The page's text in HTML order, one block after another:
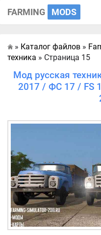
FARMING MODS
Главная
» Каталог файлов »
техника » Страница 15
Мод русская
2017 / ФС 17 / FS